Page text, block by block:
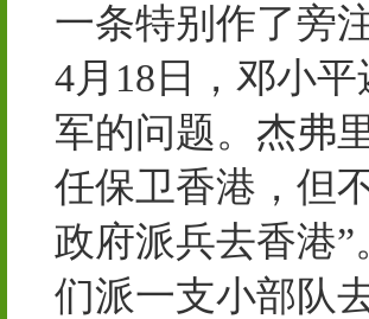
一条特别作了旁
4月18日，邓小
军的问题。杰弗
任保卫香港，但
政府派兵去香港
们派一支小部队